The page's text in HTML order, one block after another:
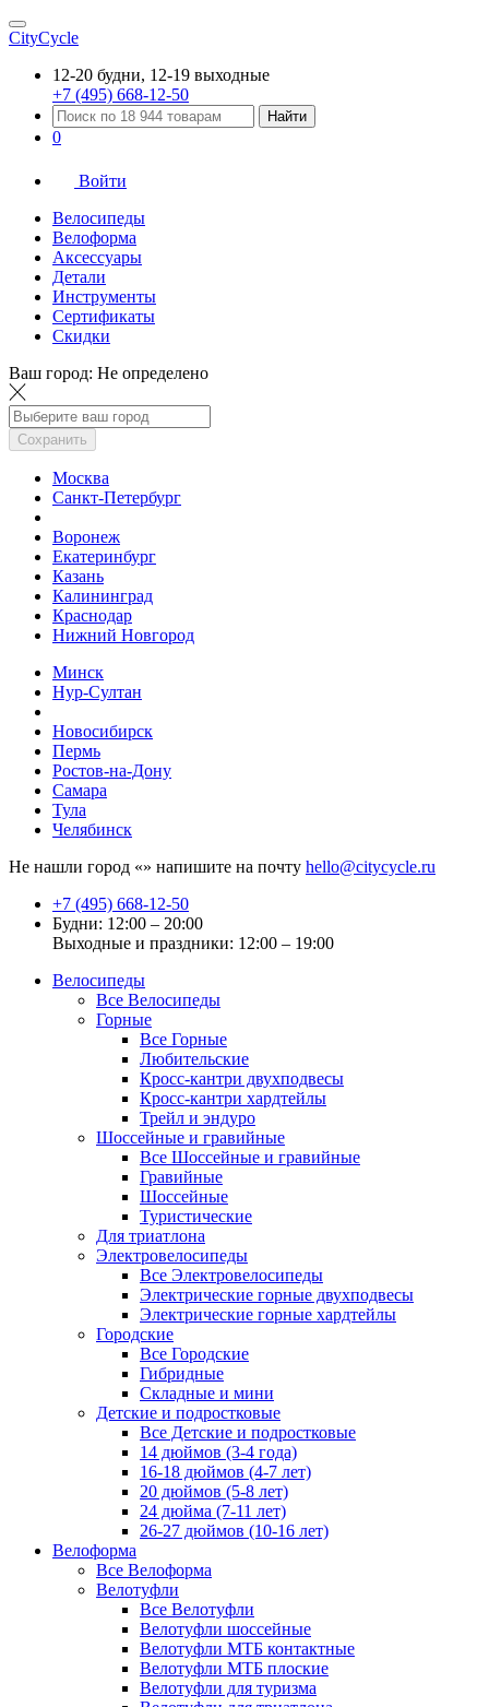
CityCycle
12-20 будни, 12-19 выходные
+7 (495) 668-12-50
Найти
0
Войти
Велосипеды
Велоформа
Аксессуары
Детали
Инструменты
Сертификаты
Скидки
Ваш город: Не определено
Сохранить
Москва
Санкт-Петербург
Воронеж
Екатеринбург
Казань
Калининград
Краснодар
Нижний Новгород
Минск
Нур-Султан
Новосибирск
Пермь
Ростов-на-Дону
Самара
Тула
Челябинск
Не нашли город «» напишите на почту hello@citycycle.ru
+7 (495) 668-12-50
Будни: 12:00 – 20:00
Выходные и праздники: 12:00 – 19:00
Велосипеды
Все Велосипеды
Горные
Все Горные
Любительские
Кросс-кантри двухподвесы
Кросс-кантри хардтейлы
Трейл и эндуро
Шоссейные и гравийные
Все Шоссейные и гравийные
Гравийные
Шоссейные
Туристические
Для триатлона
Электровелосипеды
Все Электровелосипеды
Электрические горные двухподвесы
Электрические горные хардтейлы
Городские
Все Городские
Гибридные
Складные и мини
Детские и подростковые
Все Детские и подростковые
14 дюймов (3-4 года)
16-18 дюймов (4-7 лет)
20 дюймов (5-8 лет)
24 дюйма (7-11 лет)
26-27 дюймов (10-16 лет)
Велоформа
Все Велоформа
Велотуфли
Все Велотуфли
Велотуфли шоссейные
Велотуфли МТБ контактные
Велотуфли МТБ плоские
Велотуфли для туризма